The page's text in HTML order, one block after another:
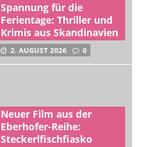
Spannung für die
Ferientage: Thriller und
Krimis aus Skandinavien
2. AUGUST 2026 0
Neuer Film aus der
Eberhofer-Reihe:
Steckerlfischfiasko